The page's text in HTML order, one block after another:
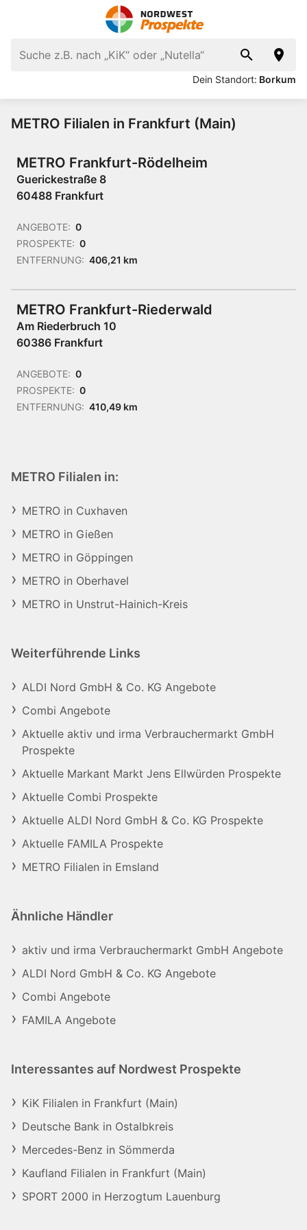
Dein Standort: Borkum
METRO Filialen in Frankfurt (Main)
METRO Frankfurt-Rödelheim
Guerickestraße 8
60488 Frankfurt
ANGEBOTE: 0
PROSPEKTE: 0
ENTFERNUNG: 406,21 km
METRO Frankfurt-Riederwald
Am Riederbruch 10
60386 Frankfurt
ANGEBOTE: 0
PROSPEKTE: 0
ENTFERNUNG: 410,49 km
METRO Filialen in:
METRO in Cuxhaven
METRO in Gießen
METRO in Göppingen
METRO in Oberhavel
METRO in Unstrut-Hainich-Kreis
Weiterführende Links
ALDI Nord GmbH & Co. KG Angebote
Combi Angebote
Aktuelle aktiv und irma Verbrauchermarkt GmbH
Prospekte
Aktuelle Markant Markt Jens Ellwürden Prospekte
Aktuelle Combi Prospekte
Aktuelle ALDI Nord GmbH & Co. KG Prospekte
Aktuelle FAMILA Prospekte
METRO Filialen in Emsland
Ähnliche Händler
aktiv und irma Verbrauchermarkt GmbH Angebote
ALDI Nord GmbH & Co. KG Angebote
Combi Angebote
FAMILA Angebote
Interessantes auf Nordwest Prospekte
KiK Filialen in Frankfurt (Main)
Deutsche Bank in Ostalbkreis
Mercedes-Benz in Sömmerda
Kaufland Filialen in Frankfurt (Main)
SPORT 2000 in Herzogtum Lauenburg